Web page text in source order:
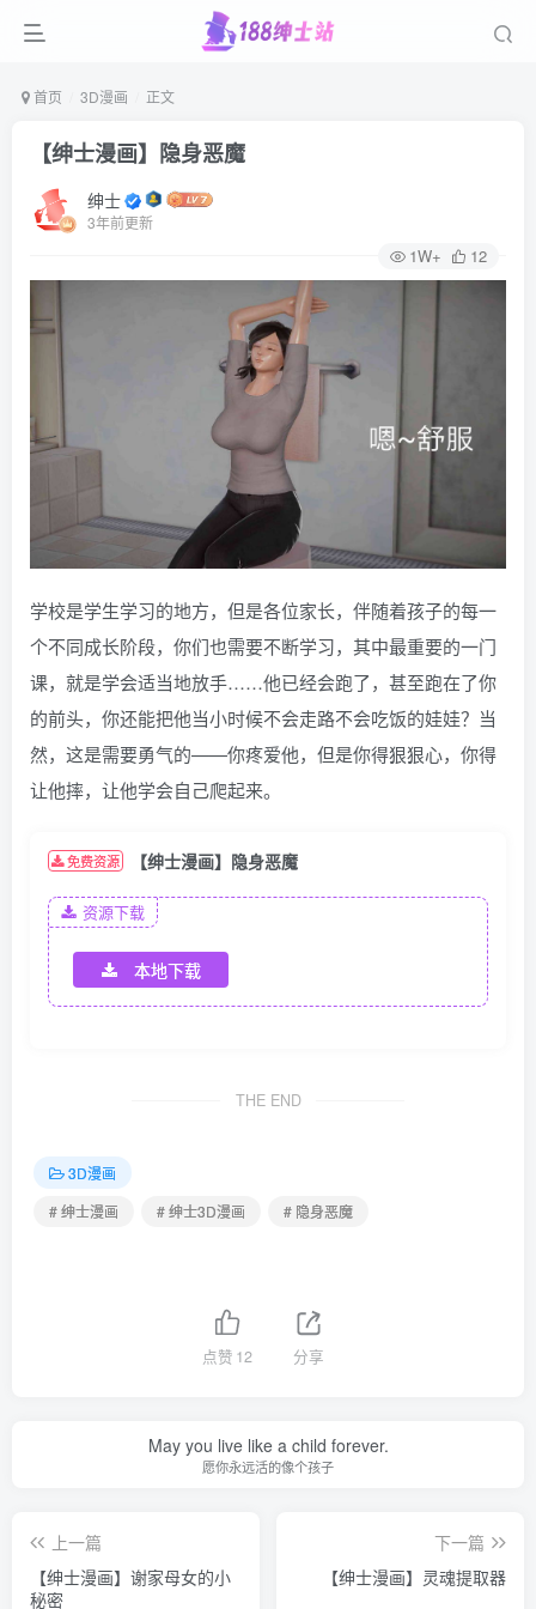
首页 3D漫画 正文
【绅士漫画】隐身恶魔
绅士
3年前更新
1W+ 12
学校是学生学习的地方，但是各位家长，伴随着孩子的每一
个不同成长阶段，你们也需要不断学习，其中最重要的一门
课，就是学会适当地放手……他已经会跑了，甚至跑在了你
的前头，你还能把他当小时候不会走路不会吃饭的娃娃？当
然，这是需要勇气的——你疼爱他，但是你得狠狠心，你得
让他摔，让他学会自己爬起来。
免费资源 【绅士漫画】隐身恶魔
资源下载
本地下载
THE END
3D漫画
# 绅士漫画
# 绅士3D漫画 # 隐身恶魔
点赞 12 分享
May you live like a child forever.
愿你永远活的像个孩子
上一篇
【绅士漫画】谢家母女的小
秘密
下一篇
【绅士漫画】灵魂提取器